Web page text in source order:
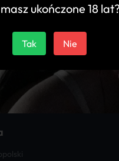
ukończone 18
Tak Nie